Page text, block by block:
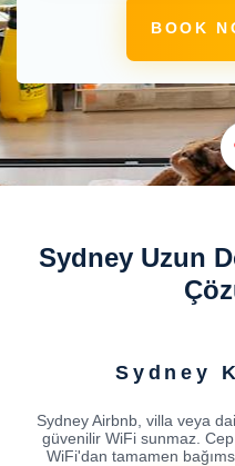
BOOK
Sydney Uzun
Sydney
Sydney Airbnb, villa veya
güvenilir WiFi sunmaz. Cep
WiFi'dan tamamen